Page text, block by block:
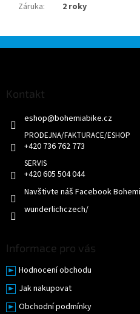
Záruka: 2 roky
Kontakt
eshop@bohemiabike.cz
+420 736 762 773
+420 605 504 044
Navštivte náš Facebook
wunderlichczech/
Informace pro vás
Hodnocení obchodu
Jak nakupovat
Obchodní podmínky